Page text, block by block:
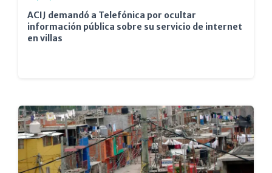
ACIJ demandó a Telefónica por ocultar
información pública sobre su servicio de internet
en villas